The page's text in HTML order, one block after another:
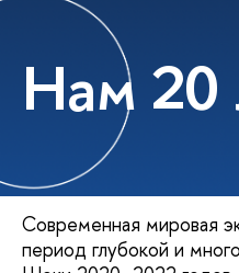
Нам 20
Современная мировая
период глубокой и